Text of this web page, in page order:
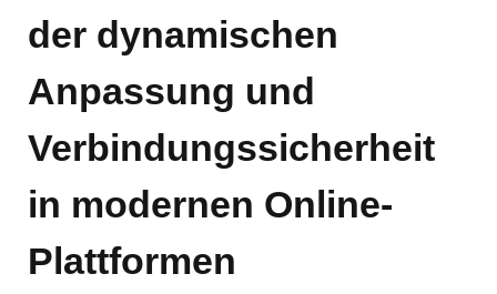
der dynamischen
Anpassung und
Verbindungssicherheit
in modernen Online-
Plattformen